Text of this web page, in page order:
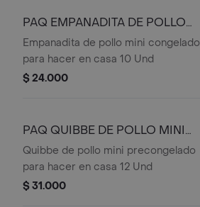
PAQ EMPANADITA DE POLLO
MINI X 10
Empanadita de pollo mini congelado
para hacer en casa 10 Und
$ 24.000
PAQ QUIBBE DE POLLO MINI
PRECO X 12
Quibbe de pollo mini precongelado
para hacer en casa 12 Und
$ 31.000